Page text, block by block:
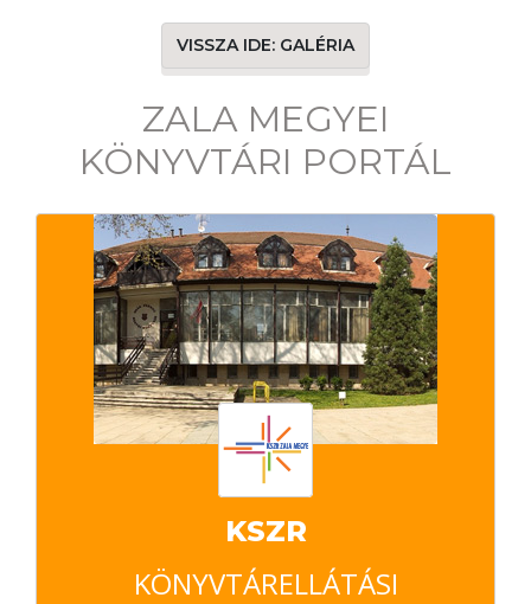
VISSZA IDE: GALÉRIA
ZALA MEGYEI
KÖNYVTÁRI PORTÁL
KSZR
KÖNYVTÁRELLÁTÁSI